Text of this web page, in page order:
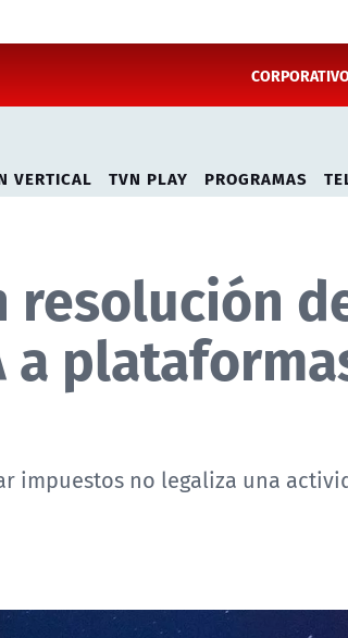
VERTICAL TVN PLAY PROGRAMAS
resolución
a
impuestos no legaliza una